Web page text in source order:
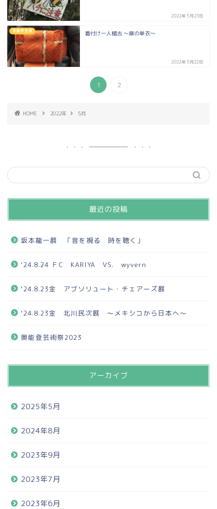
2022年5月23日
手抜き生活 着付け一人稽古 ～麻の単衣～
2022年5月22日
1 2
HOME 2022年 5月
最近の投稿
坂本龍一展 「音を視る 時を聴く」
‘24.8.24 ＦC KARIYA VS. wyvern
‘24.8.23金 アブソリュート・チェアーズ展
‘24.8.23金 北川民次展 ～メキシコから日本へ～
奥能登芸術祭2023
アーカイブ
2025年5月
2024年8月
2023年9月
2023年7月
2023年6月